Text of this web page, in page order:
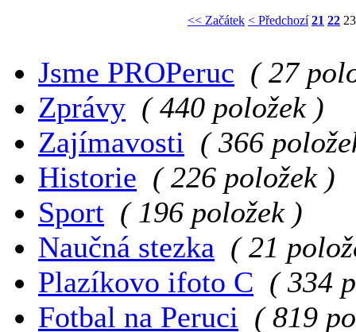
<< Začátek < Předchozí 21 22 23
Jsme PROPeruc ( 27
Zprávy ( 440 položek )
Zajímavosti ( 366
Historie ( 226 položek )
Sport ( 196 položek )
Naučná stezka ( 21
Plazíkovo ifoto C ( 334
Fotbal na Peruci ( 819